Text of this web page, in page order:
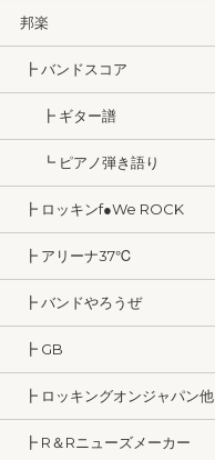
邦楽
┣ バンドスコア
┣ ギター譜
┗ ピアノ弾き語り
┣ ロッキンf●We ROCK
┣ アリーナ37℃
┣ バンドやろうぜ
┣ GB
┣ ロッキングオンジャパン他
┣ R＆Rニューズメーカー